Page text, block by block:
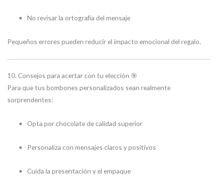
No revisar la ortografía del mensaje
Pequeños errores pueden reducir el impacto emocional del regalo.
10. Consejos para acertar con tu elección 🎯
Para que tus bombones personalizados sean realmente
sorprendentes:
Opta por chocolate de calidad superior
Personaliza con mensajes claros y positivos
Cuida la presentación y el empaque